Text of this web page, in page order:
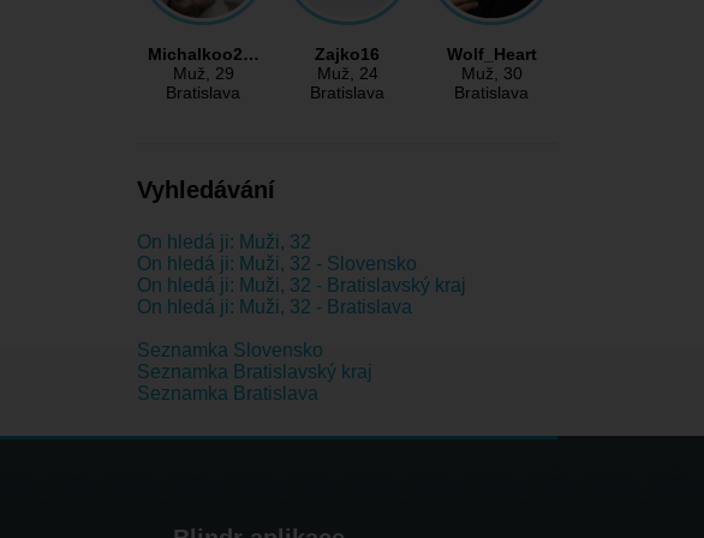
Michalkoo2…
Muž, 29
Bratislava
Zajko16
Muž, 24
Bratislava
Wolf_Heart
Muž, 30
Bratislava
Vyhledávání
On hledá ji: Muži, 32
On hledá ji: Muži, 32 - Slovensko
On hledá ji: Muži, 32 - Bratislavský kraj
On hledá ji: Muži, 32 - Bratislava
Seznamka Slovensko
Seznamka Bratislavský kraj
Seznamka Bratislava